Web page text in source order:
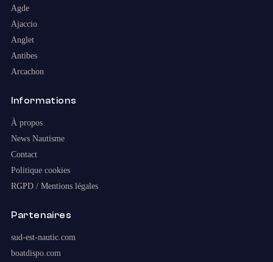
Agde
Ajaccio
Anglet
Antibes
Arcachon
Informations
À propos
News Nautisme
Contact
Politique cookies
RGPD / Mentions légales
Partenaires
sud-est-nautic.com
boatdispo.com